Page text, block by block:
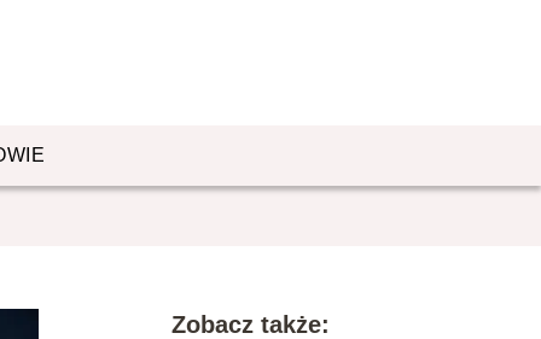
Zobacz także: